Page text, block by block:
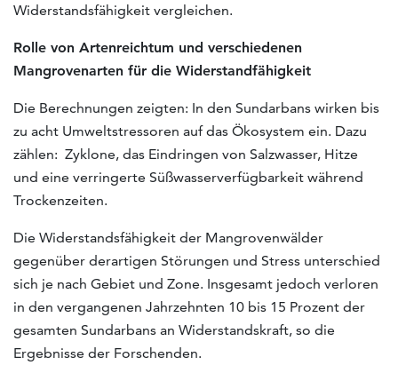
Widerstandsfähigkeit vergleichen.
Rolle von Artenreichtum und verschiedenen
Mangrovenarten für die Widerstandfähigkeit
Die Berechnungen zeigten: In den Sundarbans wirken bis
zu acht Umweltstressoren auf das Ökosystem ein. Dazu
zählen: Zyklone, das Eindringen von Salzwasser, Hitze
und eine verringerte Süßwasserverfügbarkeit während
Trockenzeiten.
Die Widerstandsfähigkeit der Mangrovenwälder
gegenüber derartigen Störungen und Stress unterschied
sich je nach Gebiet und Zone. Insgesamt jedoch verloren
in den vergangenen Jahrzehnten 10 bis 15 Prozent der
gesamten Sundarbans an Widerstandskraft, so die
Ergebnisse der Forschenden.